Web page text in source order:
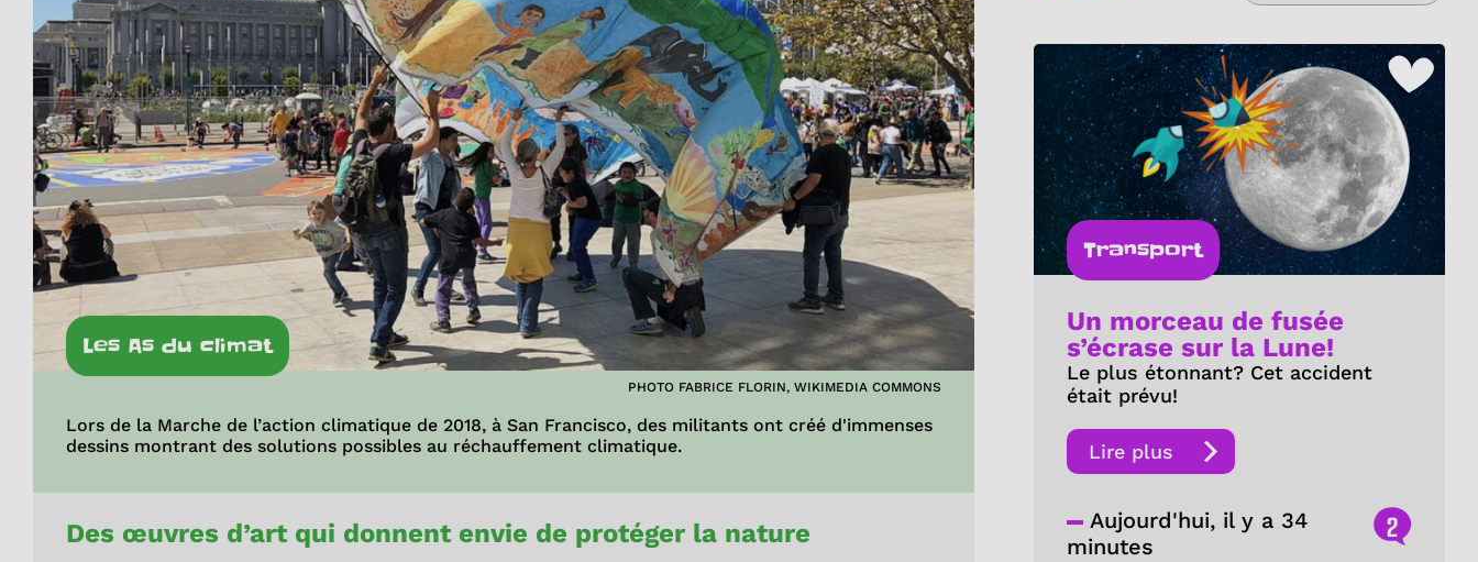
Les As du climat
PHOTO FABRICE FLORIN, WIKIMEDIA COMMONS
Lors de la Marche de l’action climatique de 2018, à San Francisco, des militants ont créé d'immenses
dessins montrant des solutions possibles au réchauffement climatique.
Des œuvres d’art qui donnent envie de protéger la nature
Transport
Un morceau de fusée
s’écrase sur la Lune!
Le plus étonnant? Cet accident
était prévu!
Lire plus
Aujourd'hui, il y a 34
minutes
2